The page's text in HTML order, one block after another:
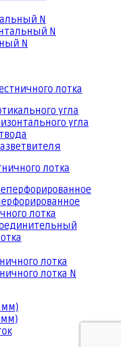
N
N
N
лотка
угла
угла
лотка
лотка
лотка
лотка N
мм)
мм)